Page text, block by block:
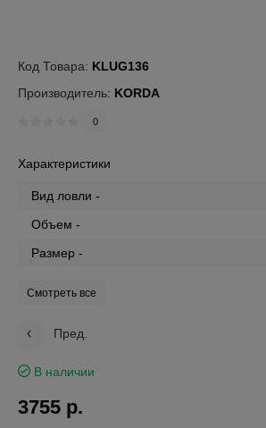
Код Товара: KLUG136
Производитель: KORDA
0
Характеристики
Вид ловли -
Объем -
Размер -
Смотреть все
Пред.
В наличии
3755 р.